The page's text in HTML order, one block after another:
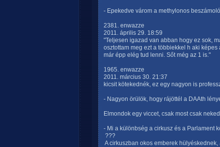
- Epekedve várom a methylonos
2381. enwazze
2011. április 29. 18:59
"Teljesen igazad van abban hogy ez sok,
osztottam meg ezt a többiekkel h aki
már épp elég tud lenni. Sőt még az 1 is."
1965. enwazze
2011. március 30. 21:37
kicsit kötekednék, ez egy nagyon is
- Nagyon örülök, hogy rájöttél a DAAth
Elmondok egy viccet, csak most csak
- Mi a különbség a cirkusz és a Parlament
 ???
 A cirkuszban okos emberek